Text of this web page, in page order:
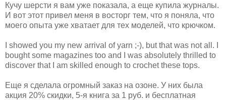
Кучу шерсти я вам уже показала, а еще купила журналы.
И вот этот привел меня в восторг тем, что я поняла, что
моего опыта уже хватает для тех моделей, что крючком.
I showed you my new arrival of yarn ;-), but that was not all. I
bought some magazines too and I was absolutely thrilled to
discover that I am skilled enough to crochet these tops.
Еще я сделала огромный заказ на озоне. У них была
акция 20% скидки, 5-я книга за 1 руб. и бесплатная